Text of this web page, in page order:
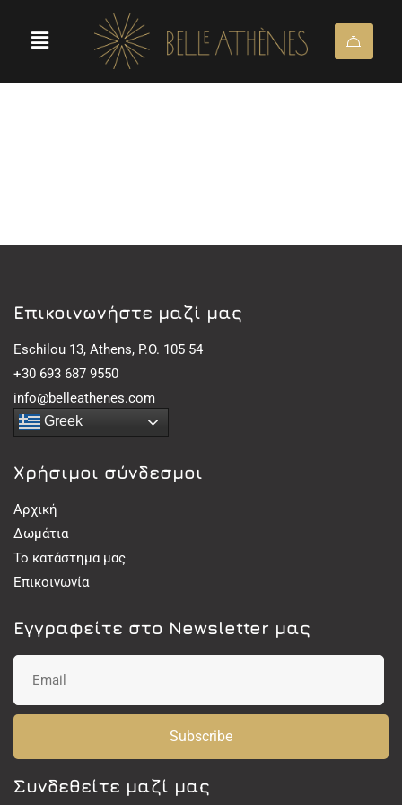
Eπικοινωνήστε μαζί μας
Eschilou 13, Athens, P.O. 105 54
+30 693 687 9550
info@belleathenes.com
Greek
Χρήσιμοι σύνδεσμοι
Αρχική
Δωμάτια
Το κατάστημα μας
Επικοινωνία
Εγγραφείτε στο Newsletter μας
Subscribe
Συνδεθείτε μαζί μας